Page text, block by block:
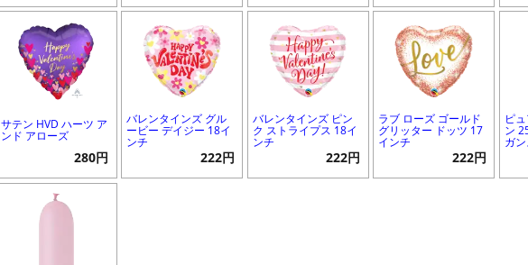
サテン HVD ハーツ ア
ンド アローズ
280円
バレンタインズ グル
ービー デイジー 18イ
ンチ
222円
バレンタインズ ピン
ク ストライプス 18イ
ンチ
222円
ラブ ローズ ゴールド
グリッター ドッツ 17
インチ
222円
ピ
ン
ガ